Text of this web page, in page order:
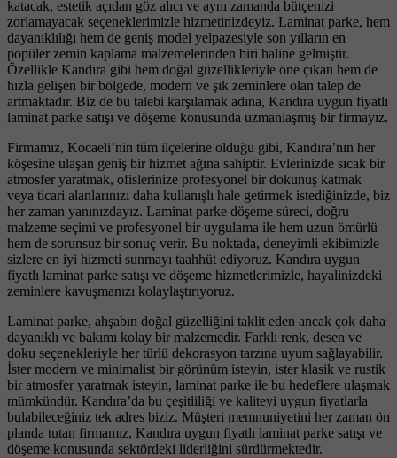
katacak, estetik açıdan göz alıcı ve aynı zamanda bütçenizi
zorlamayacak seçeneklerimizle hizmetinizdeyiz. Laminat parke, hem
dayanıklılığı hem de geniş model yelpazesiyle son yılların en
popüler zemin kaplama malzemelerinden biri haline gelmiştir.
Özellikle Kandıra gibi hem doğal güzellikleriyle öne çıkan hem de
hızla gelişen bir bölgede, modern ve şık zeminlere olan talep de
artmaktadır. Biz de bu talebi karşılamak adına, Kandıra uygun fiyatlı
laminat parke satışı ve döşeme konusunda uzmanlaşmış bir firmayız.
Firmamız, Kocaeli’nin tüm ilçelerine olduğu gibi, Kandıra’nın her
köşesine ulaşan geniş bir hizmet ağına sahiptir. Evlerinizde sıcak bir
atmosfer yaratmak, ofislerinize profesyonel bir dokunuş katmak
veya ticari alanlarınızı daha kullanışlı hale getirmek istediğinizde, biz
her zaman yanınızdayız. Laminat parke döşeme süreci, doğru
malzeme seçimi ve profesyonel bir uygulama ile hem uzun ömürlü
hem de sorunsuz bir sonuç verir. Bu noktada, deneyimli ekibimizle
sizlere en iyi hizmeti sunmayı taahhüt ediyoruz. Kandıra uygun
fiyatlı laminat parke satışı ve döşeme hizmetlerimizle, hayalinizdeki
zeminlere kavuşmanızı kolaylaştırıyoruz.
Laminat parke, ahşabın doğal güzelliğini taklit eden ancak çok daha
dayanıklı ve bakımı kolay bir malzemedir. Farklı renk, desen ve
doku seçenekleriyle her türlü dekorasyon tarzına uyum sağlayabilir.
İster modern ve minimalist bir görünüm isteyin, ister klasik ve rustik
bir atmosfer yaratmak isteyin, laminat parke ile bu hedeflere ulaşmak
mümkündür. Kandıra’da bu çeşitliliği ve kaliteyi uygun fiyatlarla
bulabileceğiniz tek adres biziz. Müşteri memnuniyetini her zaman ön
planda tutan firmamız, Kandıra uygun fiyatlı laminat parke satışı ve
döşeme konusunda sektördeki liderliğini sürdürmektedir.